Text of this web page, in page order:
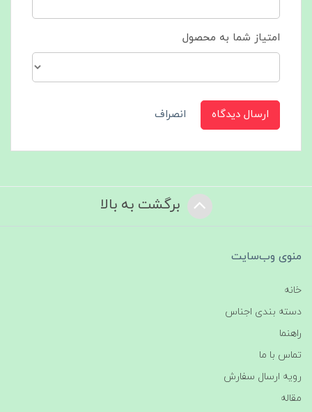
امتیاز شما به محصول
ارسال دیدگاه انصراف
برگشت به بالا
منوی وب‌سایت
خانه
دسته بندی اجناس
راهنما
تماس با ما
رویه ارسال سفارش
مقاله